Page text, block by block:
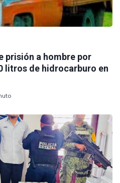
prisión a hombre por
litros de hidrocarburo en